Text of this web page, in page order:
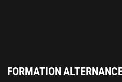
FORMATION